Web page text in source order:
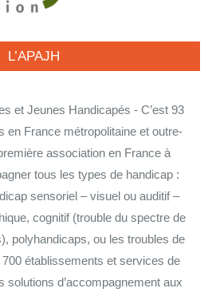
L’APAJH
et Jeunes Handicapés - C’est 93
en France métropolitaine et outre-
association en France à
tous les types de handicap :
sensoriel – visuel ou auditif –
cognitif (trouble du spectre de
polyhandicaps, ou les troubles de
établissements et services de
solutions d’accompagnement aux